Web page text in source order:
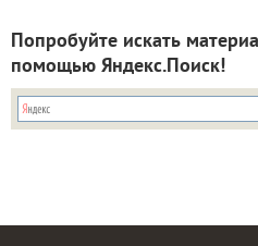
Попробуйте искать
помощью Яндекс.Поиск!